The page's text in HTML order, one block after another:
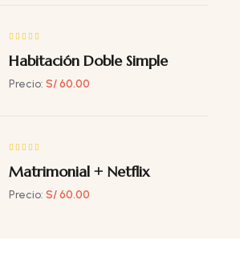
Habitación Doble Simple
Precio: S/ 60.00
Matrimonial + Netflix
Precio: S/ 60.00